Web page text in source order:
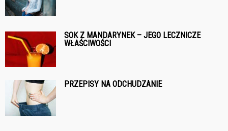
SOK Z MANDARYNEK – JEGO LECZNICZE
WŁAŚCIWOŚCI
PRZEPISY NA ODCHUDZANIE